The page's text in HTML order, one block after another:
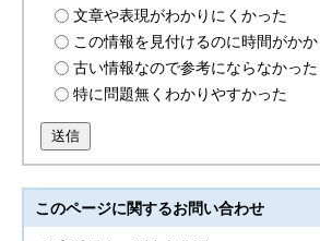
文章や表現がわかりにくかった
この情報を見付けるのに時間がかか
古い情報なので参考にならなかった
特に問題無くわかりやすかった
送信
このページに関するお問い合わせ